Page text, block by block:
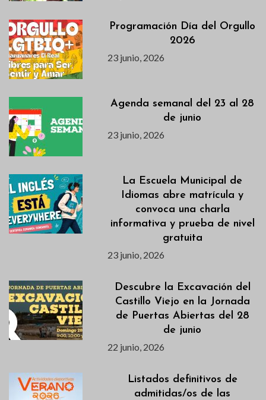
Programación Día del Orgullo
2026
23 junio, 2026
Agenda semanal del 23 al 28
de junio
23 junio, 2026
La Escuela Municipal de
Idiomas abre matrícula y
convoca una charla
informativa y prueba de nivel
gratuita
23 junio, 2026
Descubre la Excavación del
Castillo Viejo en la Jornada
de Puertas Abiertas del 28
de junio
22 junio, 2026
Listados definitivos de
admitidas/os de las